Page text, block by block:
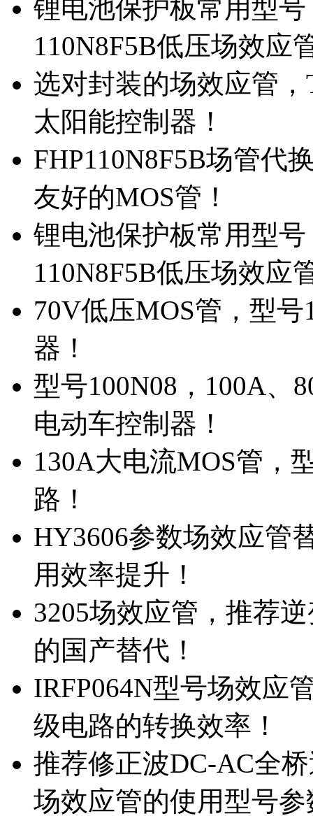
锂电池保护板常用型
110N8F5B低压场效应
选对封装的场效应管
太阳能控制器！
FHP110N8F5B场管代
友好的MOS管！
锂电池保护板常用型
110N8F5B低压场效应
70V低压MOS管，型
器！
型号100N08，100A、
电动车控制器！
130A大电流MOS管，
路！
HY3606参数场效应管
用效率提升！
3205场效应管，推荐
的国产替代！
IRFP064N型号场效应
级电路的转换效率！
推荐修正波DC-AC全
场效应管的使用型号参